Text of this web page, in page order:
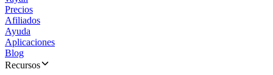
Precios
Afiliados
Ayuda
Aplicaciones
Blog
Recursos